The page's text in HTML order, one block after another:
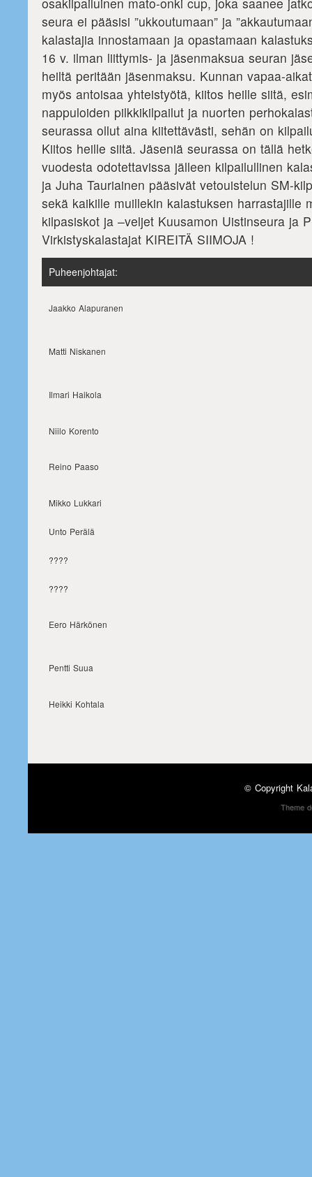
seura ei pääsisi ”ukkoutumaan” ja
kalastajia innostamaan ja opastamaan
16 v. ilman liittymis- ja jäsenmaksua seuran
heiltä peritään jäsenmaksu. Kunnan vapaa-
myös antoisaa yhteistyötä, kiitos heille siitä,
nappuloiden pilkkikilpailut ja nuorten
seurassa ollut aina kiitettävästi, sehän on
Kiitos heille siitä. Jäseniä seurassa on tällä
vuodesta odotettavissa jälleen kilpailullinen
ja Juha Tauriainen pääsivät vetouistelun SM-
sekä kaikille muillekin kalastuksen harrastajille
kilpasiskot ja –veljet Kuusamon Uistinseura ja
Virkistyskalastajat KIREITÄ SIIMOJA !
Puheenjohtajat:
Jaakko Alapuranen
Matti Niskanen
Ilmari Haikola
Niilo Korento
Reino Paaso
Mikko Lukkari
Unto Perälä
????
????
Eero Härkönen
Pentti Suua
Heikki Kohtala
© Copyright
Theme